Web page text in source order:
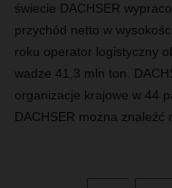
świecie DACHSER
przychód netto w
roku operator logistyczny
wadze 41,3 mln ton.
organizacje krajowe w 44
DACHSER można znaleźć